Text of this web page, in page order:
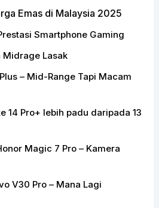
Emas di Malaysia 2025
Smartphone Gaming
Midrage Lasak
– Mid-Range Tapi Macam
14 Pro+ lebih padu daripada 13
Magic 7 Pro – Kamera
V30 Pro – Mana Lagi